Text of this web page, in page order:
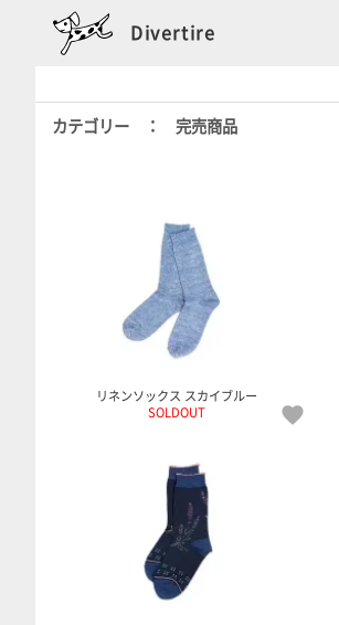
Divertire
カテゴリー ： 完売商品
リネンソックス スカイブルー
SOLDOUT